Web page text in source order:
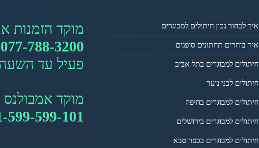
איך לבחור נכון חיתולים למבוגרים
איך בוחרים תחתונים סופגים
חיתולים למבוגרים בתל אביב
חיתולים לבני נוער
חיתולים למבוגרים בחיפה
חיתולים למבוגרים בירושלים
חיתולים למבוגרים בכפר סבא
מוקד הזמנות
077-788-3200
פעיל עד השעה
מוקד אמבולנס
599-599-101